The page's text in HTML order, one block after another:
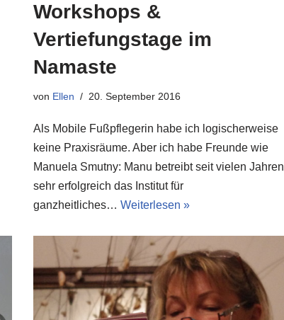
Workshops &
Vertiefungstage im
Namaste
von Ellen 20. September 2016
Als Mobile Fußpflegerin habe ich logischerweise
keine Praxisräume. Aber ich habe Freunde wie
Manuela Smutny: Manu betreibt seit vielen Jahren
sehr erfolgreich das Institut für
ganzheitliches… Weiterlesen »